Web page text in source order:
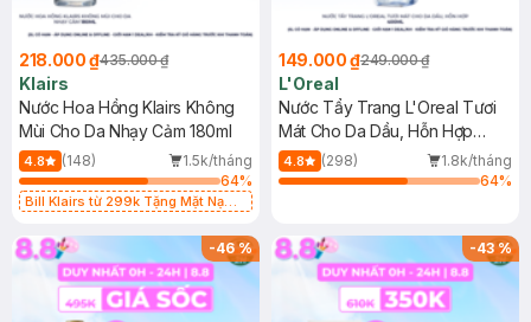
218.000 ₫435.000 ₫
Klairs
Nước Hoa Hồng Klairs Không
Mùi Cho Da Nhạy Cảm 180ml
4.8 (148)
1.5k/tháng
64%
Bill Klairs từ 299k Tặng Mặt Nạ
25ml (SL Có Hạn)
149.000 ₫249.000 ₫
L'Oreal
Nước Tẩy Trang L'Oreal Tươi
Mát Cho Da Dầu, Hỗn Hợp
400ml
4.8 (298)
1.8k/tháng
64%
-46% -43%